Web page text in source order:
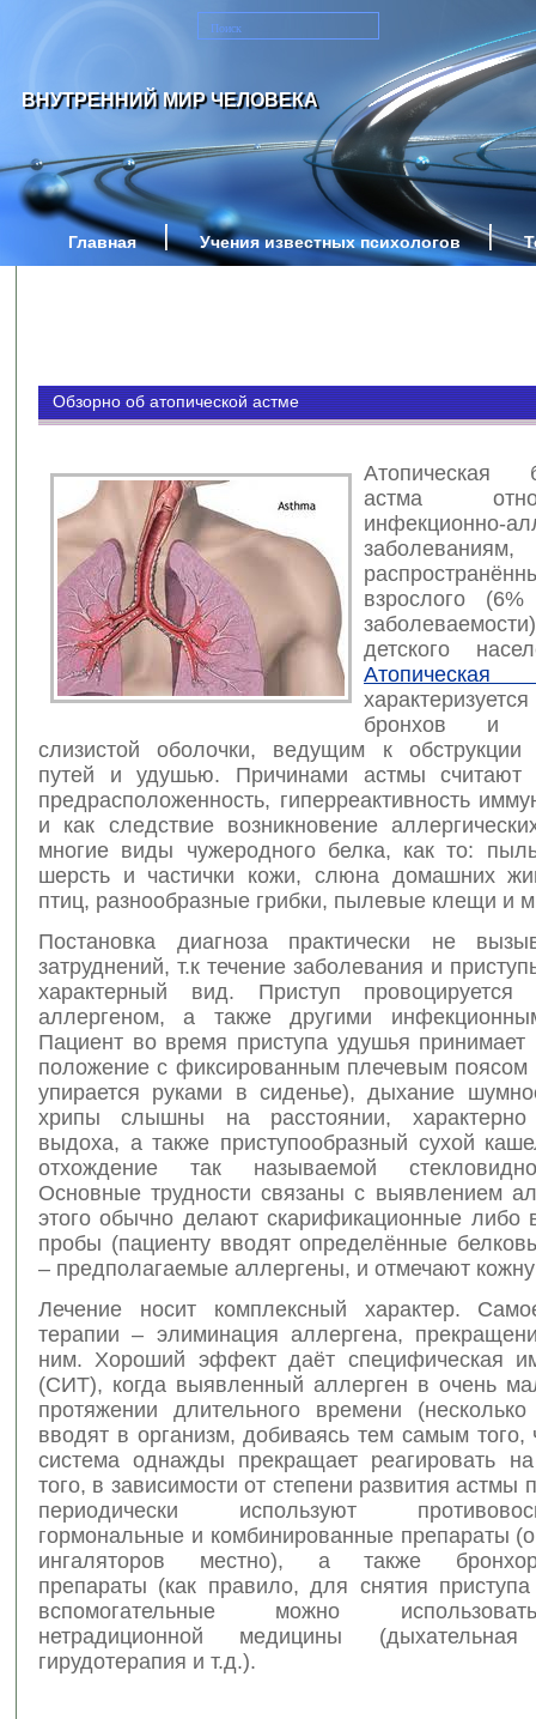
ВНУТРЕННИЙ МИР ЧЕЛОВЕКА
Главная Учения известных психологов
Обзорно об атопической астме
Атопическая
астма
инфекционно-
взрослого
детского
бронхов и
слизистой оболочки, ведущим к обструкции
путей и удушью. Причинами астмы считают
предрасположенность, гиперреактивность
и как следствие возникновение
многие виды чужеродного белка, как то:
шерсть и частички кожи, слюна домашних
птиц, разнообразные грибки, пылевые клещи и
Постановка диагноза практически не
затруднений, т.к течение заболевания и
характерный вид. Приступ провоцируется
аллергеном, а также другими
Пациент во время приступа удушья
положение с фиксированным плечевым поясом
упирается руками в сиденье), дыхание
хрипы слышны на расстоянии, характерно
выдоха, а также приступообразный сухой
отхождение так называемой
Основные трудности связаны с выявлением
этого обычно делают скарификационные либо
пробы (пациенту вводят определённые
– предполагаемые аллергены, и отмечают
Лечение носит комплексный характер.
терапии – элиминация аллергена,
ним. Хороший эффект даёт специфическая
(СИТ), когда выявленный аллерген в очень
протяжении длительного времени
вводят в организм, добиваясь тем самым того,
система однажды прекращает реагировать
того, в зависимости от степени развития астмы
периодически используют
гормональные и комбинированные препараты
ингаляторов местно), а также
препараты (как правило, для снятия
вспомогательные можно
нетрадиционной медицины (дыхательная
гирудотерапия и т.д.).